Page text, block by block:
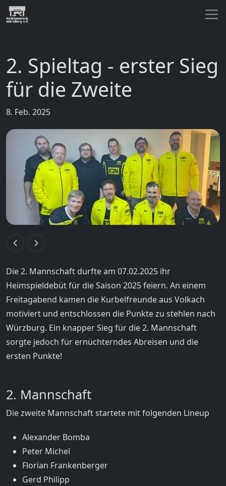
2. Spieltag - erster Sieg
für die Zweite
8. Feb. 2025
Die 2. Mannschaft durfte am 07.02.2025 ihr
Heimspieldebüt für die Saison 2025 feiern. An einem
Freitagabend kamen die Kurbelfreunde aus Volkach
motiviert und entschlossen die Punkte zu stehlen nach
Würzburg. Ein knapper Sieg für die 2. Mannschaft
sorgte jedoch für ernüchterndes Abreisen und die
ersten Punkte!
2. Mannschaft
Die zweite Mannschaft startete mit folgenden Lineup
Alexander Bomba
Peter Michel
Florian Frankenberger
Gerd Philipp